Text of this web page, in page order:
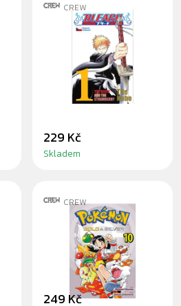
CREW
MANGA BLEACH 1:
THE DEATH AND
THE STRAWBERRY
229 Kč
Skladem
CREW
MANGA POKÉMON
10 (GOLD A
SILVER)
249 Kč